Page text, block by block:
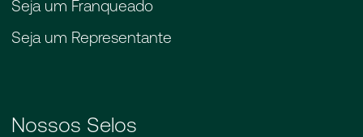
Seja um Franqueado
Seja um Representante
Nossos Selos